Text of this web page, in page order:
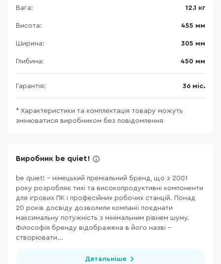
Вага: 12.1 кг
Висота: 455 мм
Ширина: 305 мм
Глибина: 450 мм
Гарантія: 36 міс.
* Характеристики та комплектація товару можуть
змінюватися виробником без повідомлення
Виробник be quiet!
be quiet! – німецький преміальний бренд, що з 2001
року розробляє тихі та високопродуктивні компоненти
для ігрових ПК і професійних робочих станцій. Понад
20 років досвіду дозволили компанії поєднати
максимальну потужність з мінімальним рівнем шуму.
Філософія бренду відображена в його назві –
створювати...
Детальніше